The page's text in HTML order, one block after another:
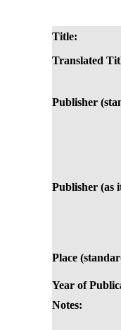
Title:
Translated
Publisher
Publisher (as
Place
Year of
Notes: